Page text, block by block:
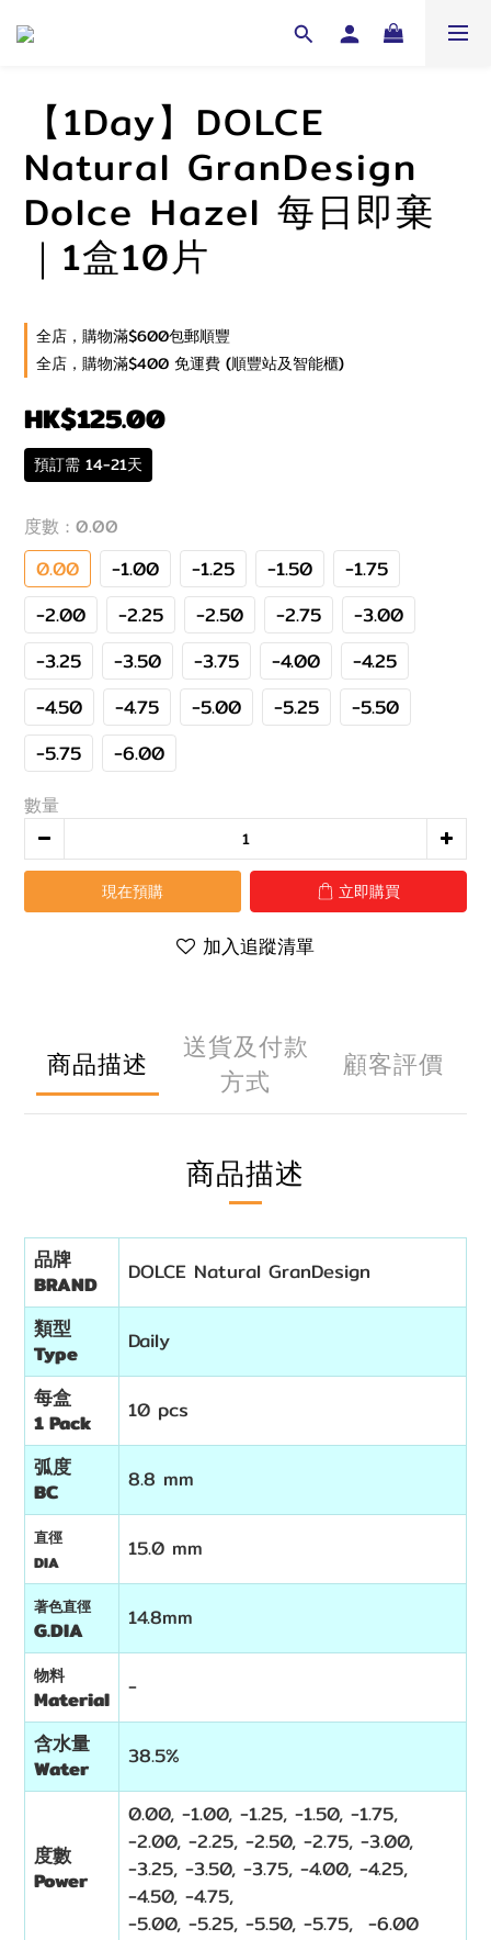
【1Day】DOLCE
Natural GranDesign
Dolce Hazel 每日即棄
｜1盒10片
全店，購物滿$600包郵順豐
全店，購物滿$400 免運費 (順豐站及智能櫃)
HK$125.00
預訂需 14-21天
度數 : 0.00
0.00 -1.00 -1.25 -1.50
-1.75
-2.00
-2.25 -2.50 -2.75
-3.00
-3.25
-3.50 -3.75 -4.00
-4.25
-4.50
-4.75 -5.00 -5.25
-5.50
-5.75
-6.00
數量
現在預購 立即購買
加入追蹤清單
商品描述
送貨及付款
方式
顧客評價
商品描述
品牌
BRAND
DOLCE Natural GranDesign
類型
Type
Daily
每盒
1 Pack
10 pcs
弧度
BC
8.8 mm
直徑
DIA
15.0 mm
著色直徑
G.DIA 14.8mm
物料
Material
-
含水量
Water
38.5%
度數
Power
0.00, -1.00, -1.25, -1.50, -1.75,
-2.00, -2.25, -2.50, -2.75, -3.00,
-3.25, -3.50, -3.75, -4.00, -4.25,
-4.50, -4.75,
-5.00, -5.25, -5.50, -5.75, -6.00